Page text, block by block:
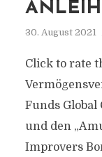
30. August 2021
Click to rate
Funds Global
und den
Improvers